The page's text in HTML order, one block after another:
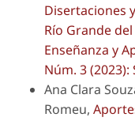
Disertaciones
Río Grande
Enseñanza y
Núm. 3
Ana Clara
Romeu,